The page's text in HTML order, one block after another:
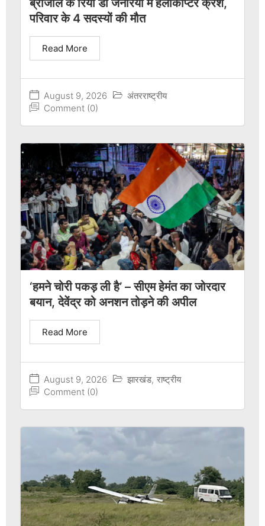
ब्राजील के रियो डी जेनेरियो में हेलीकॉप्टर क्रैश,
परिवार के 4 सदस्यों की मौत
August 9, 2026
अंतरराष्ट्रीय
Comment (0)
Read More
‘हमने चोरी पकड़ ली है’ – सीएम हेमंत का जोरदार
बयान, देवेंद्र को अनशन तोड़ने की अपील
August 9, 2026 झारखंड, राष्ट्रीय
Comment (0)
Read More